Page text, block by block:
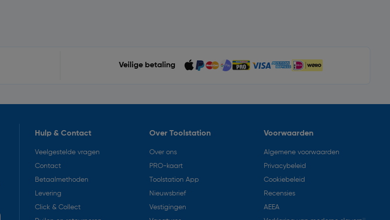
Veilige betaling
Hulp & Contact
Veelgestelde vragen
Contact
Betaalmethoden
Levering
Click & Collect
Over Toolstation
Over ons
PRO-kaart
Toolstation App
Nieuwsbrief
Vestigingen
Voorwaarden
Algemene voorwaarden
Privacybeleid
Cookiebeleid
Recensies
AEEA